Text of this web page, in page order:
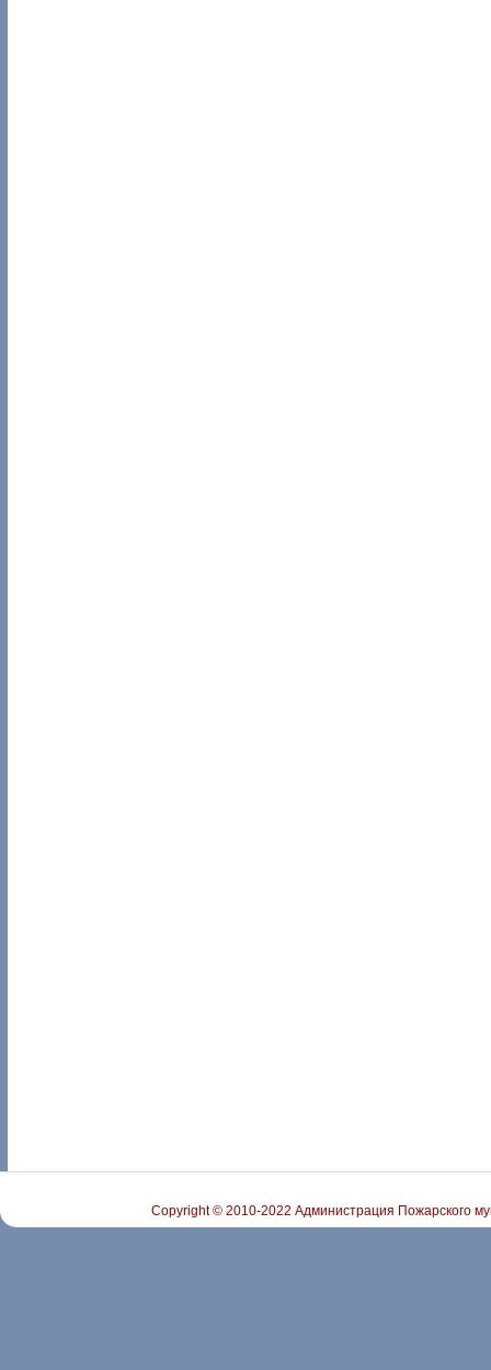
Copyright © 2010-2022 Администрация Пожарского